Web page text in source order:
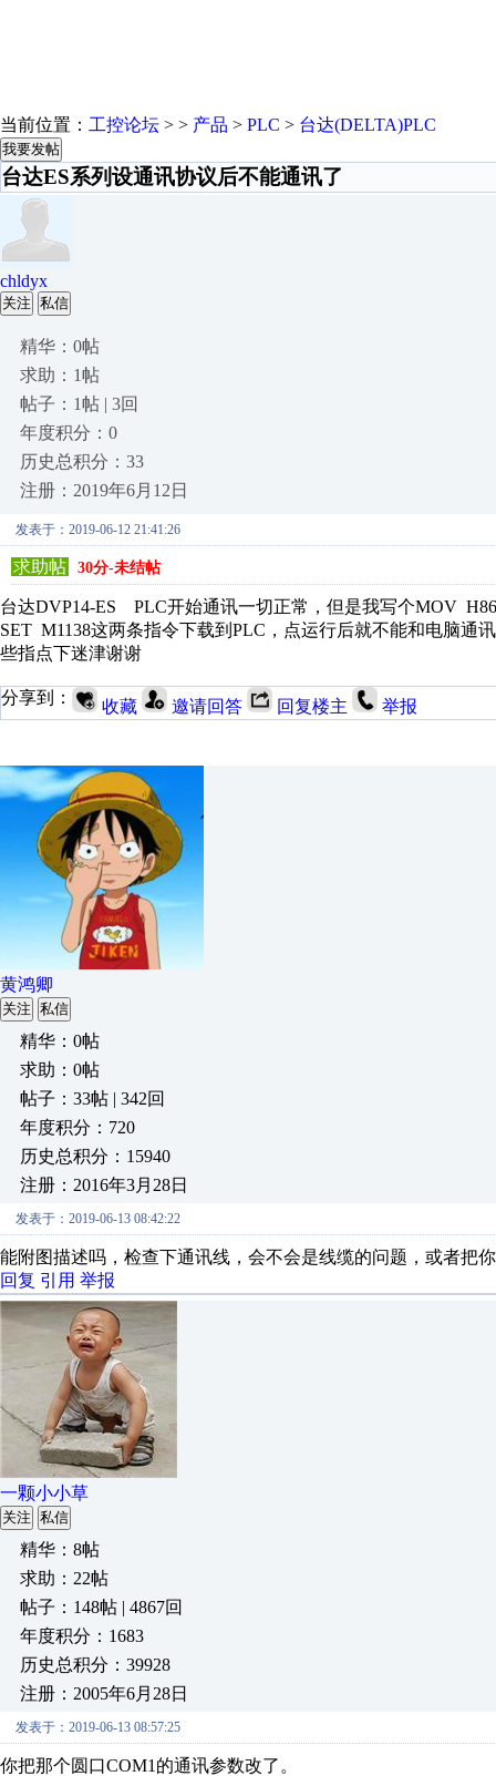
当前位置： 工控论坛 > > 产品 > PLC > 台达(DELTA)PLC
我要发帖
台达ES系列设通讯协议后不能通讯了
chldyx
关注 私信
精华：0帖
求助：1帖
帖子：1帖 | 3回
年度积分：0
历史总积分：33
注册：2019年6月12日
发表于：2019-06-12 21:41:26
求助帖 30分-未结帖
台达DVP14-ES PLC开始通讯一切正常，但是我写个MOV
SET M1138这两条指令下载到PLC，点运行后就不能和电脑通
些指点下迷津谢谢
分享到： 收藏 邀请回答 回复楼主 举报
黄鸿卿
关注 私信
精华：0帖
求助：0帖
帖子：33帖 | 342回
年度积分：720
历史总积分：15940
注册：2016年3月28日
发表于：2019-06-13 08:42:22
能附图描述吗，检查下通讯线，会不会是线缆的问题，或者把
回复 引用 举报
一颗小小草
关注 私信
精华：8帖
求助：22帖
帖子：148帖 | 4867回
年度积分：1683
历史总积分：39928
注册：2005年6月28日
发表于：2019-06-13 08:57:25
你把那个圆口COM1的通讯参数改了。